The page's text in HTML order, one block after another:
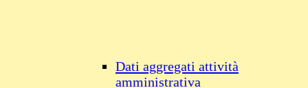
Dati aggregati attività
amministrativa